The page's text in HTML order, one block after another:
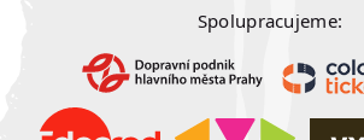
Spolupracujeme: